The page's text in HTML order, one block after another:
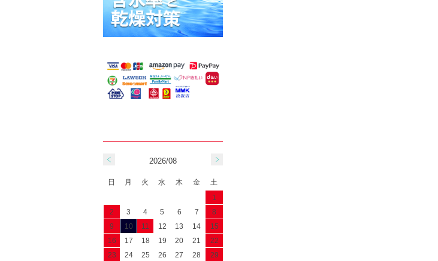
2026/08
日 月 火 水 木 金
土
1
2
3 4 5 6 7
8
9
10 11 12 13 14
15
16
17 18 19 20 21
22
23
24 25 26 27 28
29